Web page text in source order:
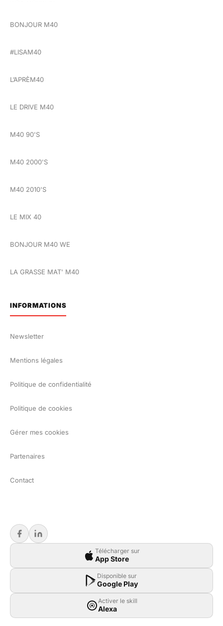
BONJOUR M40
#LISAM40
L’APRÈM40
LE DRIVE M40
M40 90'S
M40 2000'S
M40 2010'S
LE MIX 40
BONJOUR M40 WE
LA GRASSE MAT' M40
INFORMATIONS
Newsletter
Mentions légales
Politique de confidentialité
Politique de cookies
Gérer mes cookies
Partenaires
Contact
Télécharger sur
App Store
Disponible sur
Google Play
Activer le skill
Alexa